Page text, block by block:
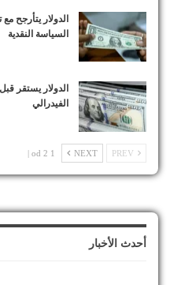
الدولار يتأرجح
السياسة النقدية
الدولار يستقر
الفيدرالي
NEXT
1 od 2 |
أحدث الأخبار